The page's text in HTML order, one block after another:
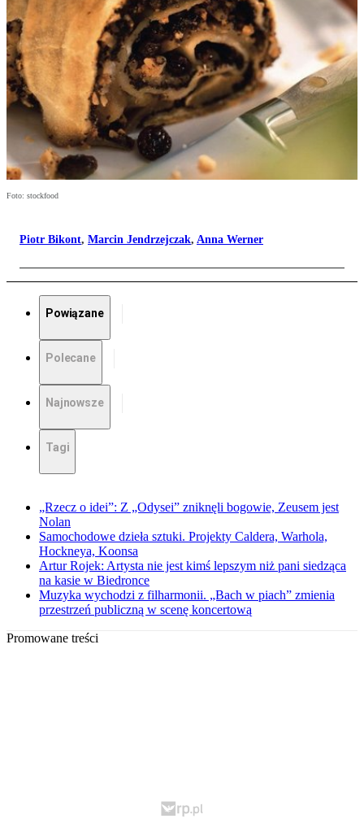
Foto: stockfood
Piotr Bikont, Marcin Jendrzejczak, Anna Werner
Powiązane
Polecane
Najnowsze
Tagi
„Rzecz o idei”: Z „Odysei” zniknęli bogowie, Zeusem jest
Nolan
Samochodowe dzieła sztuki. Projekty Caldera, Warhola,
Hockneya, Koonsa
Artur Rojek: Artysta nie jest kimś lepszym niż pani siedząca
na kasie w Biedronce
Muzyka wychodzi z filharmonii. „Bach w piach” zmienia
przestrzeń publiczną w scenę koncertową
Promowane treści